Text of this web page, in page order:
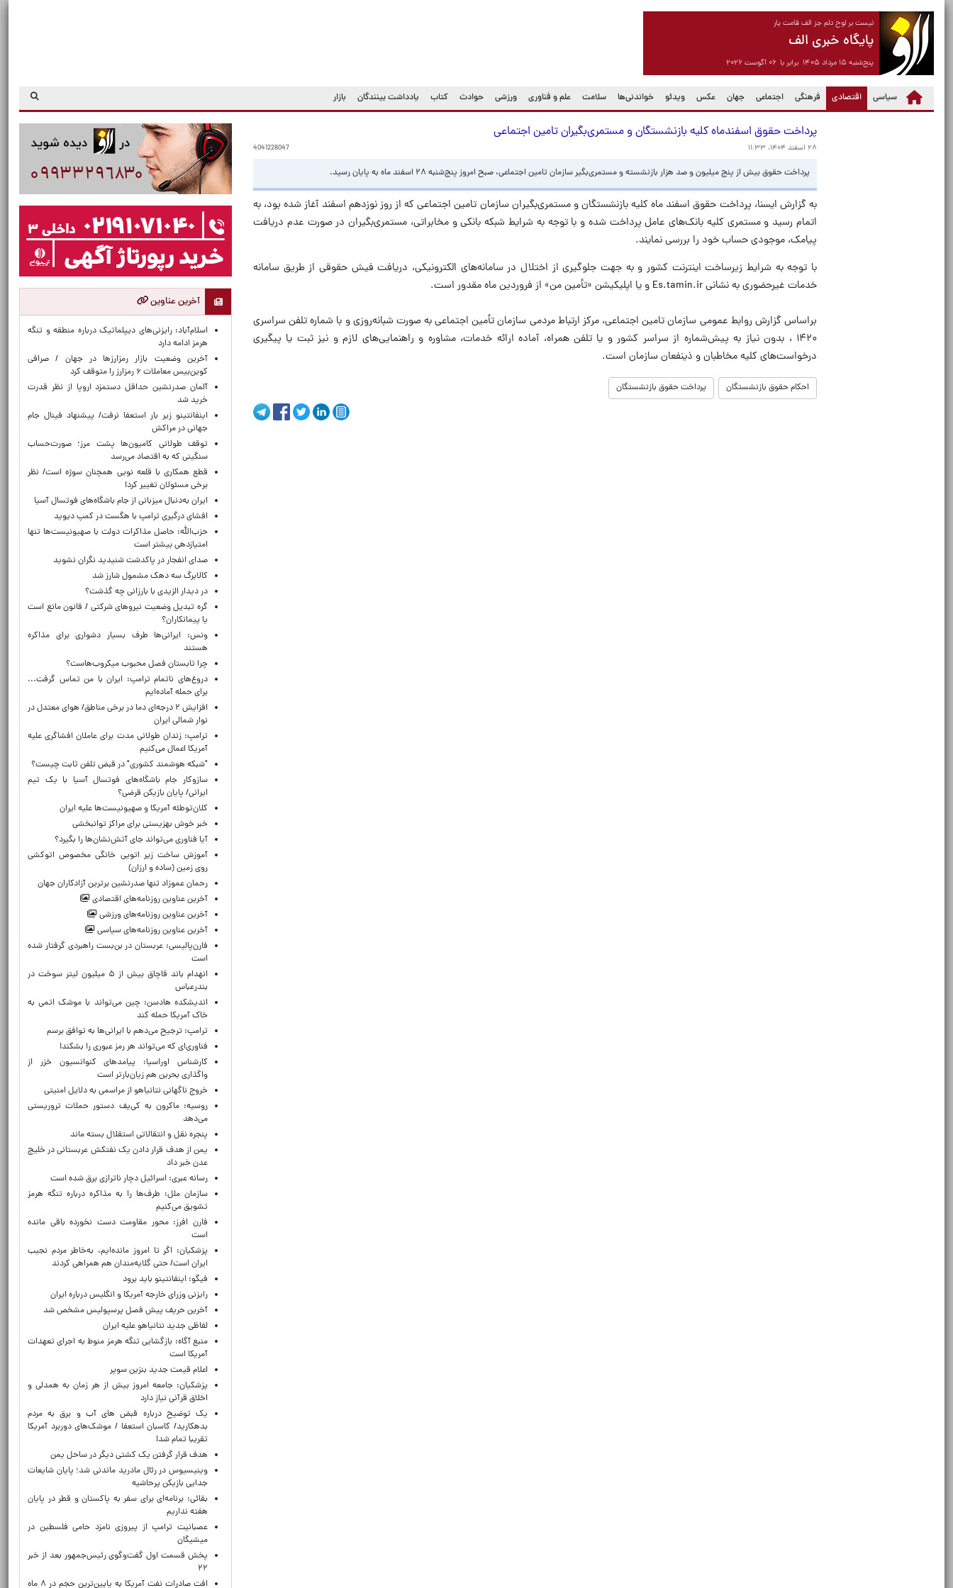
نیست بر لوح دلم جز الف قامت یار
پایگاه خبری الف
پنج‌شنبه ۱۵ مرداد ۱۴۰۵ برابر با ۰۶ آگوست ۲۰۲۶
سیاسی اقتصادی
(current) فرهنگی اجتماعی جهان عکس ویدئو خواندنی‌ها سلامت علم و فناوری ورزشی حوادث کتاب یادداشت بینندگان بازار
پرداخت حقوق اسفندماه کلیه بازنشستگان و مستمری‌بگیران تامین اجتماعی
۲۸ اسفند ۱۴۰۴، ۱۱:۳۳ 4041228047
پرداخت حقوق بیش از پنج میلیون و صد هزار بازنشسته و مستمری‌بگیر سازمان تامین اجتماعی، صبح امروز پنج‌شنبه ۲۸ اسفند ماه به پایان رسید.
به گزارش ایسنا، پرداخت حقوق اسفند ماه کلیه بازنشستگان و مستمری‌بگیران سازمان تامین اجتماعی که از روز نوزدهم اسفند آغاز شده بود، به
اتمام رسید و مستمری کلیه بانک‌های عامل پرداخت شده و با توجه به شرایط شبکه بانکی و مخابراتی، مستمری‌بگیران در صورت عدم دریافت
پیامک، موجودی حساب خود را بررسی نمایند.
با توجه به شرایط زیرساخت اینترنت کشور و به جهت جلوگیری از اختلال در سامانه‌های الکترونیکی، دریافت فیش حقوقی از طریق سامانه
خدمات غیرحضوری به نشانی Es.tamin.ir و یا اپلیکیشن «تأمین من» از فروردین ماه مقدور است.‌
براساس گزارش روابط عمومی سازمان تامین اجتماعی، مرکز ارتباط مردمی سازمان تأمین اجتماعی به صورت شبانه‌روزی و با شماره تلفن سراسری
۱۴۲۰ ، بدون نیاز به پیش‌شماره از سراسر کشور و یا تلفن همراه، آماده ارائه خدمات، مشاوره و راهنمایی‌های لازم‌ و نیز ثبت یا پیگیری
درخواست‌های کلیه مخاطبان و ذینفعان سازمان است.
احکام حقوق بازنشستگان پرداخت حقوق بازنشستگان
آخرین عناوین
اسلام‌آباد: رایزنی‌های دیپلماتیک درباره منطقه و تنگه
هرمز ادامه دارد
آخرین وضعیت بازار رمزارزها در جهان / صرافی
کوین‌بیس معاملات ۶ رمزارز را متوقف کرد
آلمان صدرنشین حداقل دستمزد اروپا از نظر قدرت
خرید شد
اینفانتینو زیر بار استعفا نرفت/ پیشنهاد فینال جام
جهانی در مراکش
توقف طولانی کامیون‌ها پشت مرز؛ صورت‌حساب
سنگینی که به اقتصاد می‌رسد
قطع همکاری با قلعه نویی همچنان سوژه است/ نظر
برخی مسئولان تغییر کرد!
ایران به‌دنبال میزبانی از جام باشگاه‌های فوتسال آسیا
افشای درگیری ترامپ با هگست در کمپ دیوید
حزب‌الله: حاصل مذاکرات دولت با صهیونیست‌ها تنها
امتیازدهی‌ بیشتر است
صدای انفجار در پاکدشت شنیدید نگران نشوید
کالابرگ سه دهک مشمول شارز شد
در دیدار الزیدی با بارزانی چه گذشت؟
گره تبدیل وضعیت نیروهای شرکتی / قانون مانع است
یا پیمانکاران؟
ونس: ایرانی‌ها طرف بسیار دشواری برای مذاکره
هستند
چرا تابستان فصل محبوب میکروب‌هاست؟
دروغ‌های ناتمام ترامپ: ایران با من تماس گرفت...
برای حمله آماده‌ایم
افزایش ۲ درجه‌ای دما در برخی مناطق/ هوای معتدل در
نوار شمالی ایران
ترامپ: زندان طولانی مدت برای عاملان افشاگری‌ علیه
آمریکا اعمال می‌کنیم
"شبکه هوشمند کشوری" در قبض تلفن ثابت چیست؟
سازوکار جام باشگاه‌های فوتسال آسیا با یک تیم
ایرانی/ پایان بازیکن قرضی؟
کلان‌توطئه آمریکا و صهیونیست‌ها علیه ایران
خبر خوش بهزیستی برای مراکز توانبخشی
آیا فناوری می‌تواند جای آتش‌نشان‌ها را بگیرد؟
آموزش ساخت زیر اتویی خانگی مخصوص اتوکشی
روی زمین (ساده و ارزان)
رحمان عموزاد تنها صدرنشین برترین آزادکاران جهان
آخرین عناوین روزنامه‌های اقتصادی
آخرین عناوین روزنامه‌های ورزشی
آخرین عناوین روزنامه‌های سیاسی
فارن‌پالیسی: عربستان در بن‌بست راهبردی گرفتار شده
است
انهدام باند قاچاق بیش از ۵ میلیون لیتر سوخت در
بندرعباس
اندیشکده هادسن: چین می‌تواند با موشک اتمی به
خاک آمریکا حمله کند
ترامپ: ترجیح می‌دهم با ایرانی‌‌ها به توافق برسم
فناوری‌ای که می‌تواند هر رمز عبوری را بشکند!
کارشناس اوراسیا: پیامدهای کنوانسیون خزر از
واگذاری بحرین هم زیان‌بارتر است
خروج ناگهانی نتانیاهو از مراسمی به دلایل امنیتی
روسیه: ماکرون به کی‌یف دستور حملات تروریستی
می‌دهد
پنجره‌ نقل و انتقالاتی استقلال بسته ماند
یمن از هدف قرار دادن یک نفتکش عربستانی در خلیج
عدن خبر داد
رسانه عبری: اسرائیل دچار ناترازی برق شده است
سازمان ملل: طرف‌ها را به مذاکره درباره تنگه هرمز
تشویق می‌کنیم
فارن افرز: محور مقاومت دست نخورده باقی مانده
است
پزشکیان: اگر تا امروز مانده‌ایم، به‌خاطر مردم نجیب
ایران است/ حتی گلایه‌مندان هم همراهی کردند
فیگو: اینفانتینو باید برود
رایزنی وزرای خارجه آمریکا و انگلیس درباره ایران
آخرین حریف پیش فصل پرسپولیس مشخص شد
لفاظی جدید نتانیاهو علیه ایران
منبع آگاه: بازگشایی تنگه هرمز منوط به اجرای تعهدات
آمریکا است
اعلام قیمت جدید بنزین سوپر
پزشکیان: جامعه امروز بیش از هر زمان به همدلی و
اخلاق قرآنی نیاز دارد
یک توضیح درباره قبض های آب و برق به مردم
بدهکارید/ کاسبان استعفا / موشک‌های دوربرد آمریکا
تقریبا تمام شد!
هدف قرار گرفتن یک کشتی دیگر در ساحل یمن
وینیسیوس در رئال مادرید ماندنی شد؛ پایان شایعات
جدایی بازیکن پرحاشیه
بقائی: برنامه‌ای برای سفر به پاکستان و قطر در پایان
هفته نداریم
عصبانیت ترامپ از پیروزی نامزد حامی فلسطین در
میشیگان
پخش قسمت اول گفت‌وگوی رئیس‌جمهور بعد از خبر
۲۲
افت صادرات نفت آمریکا به پایین‌ترین حجم در ۸ ماه